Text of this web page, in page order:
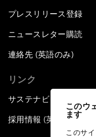
このウ
ます
このサ
プレスリリース登録
ニュースレター購読
連絡先 (英語のみ)
リンク
サステナビリティへの
採用情報 (英語のみ)